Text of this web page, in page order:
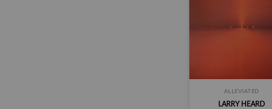
ALLEVIATED
LARRY HEARD